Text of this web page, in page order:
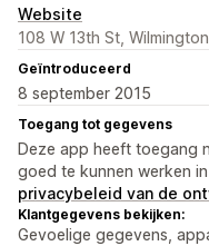
Website
108 W 13th St,
Geïntroduceerd
8 september 2015
Toegang tot gegevens
Deze app heeft toegang
goed te kunnen werken
privacybeleid van de
Klantgegevens bekijken:
Gevoelige gegevens,